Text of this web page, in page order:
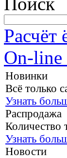
Расчёт
On-
Новинки
Всё только
Узнать
Распродажа
Количество
Узнать
Новости